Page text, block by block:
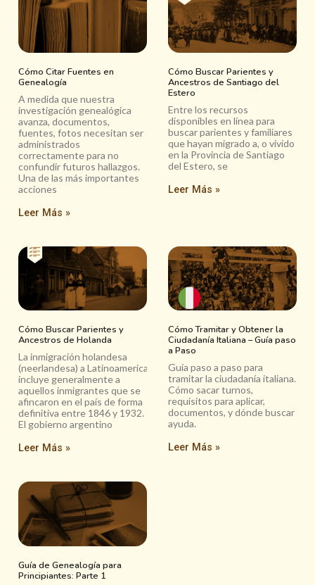
Cómo Citar Fuentes en
Genealogía
A medida que nuestra
investigación genealógica
avanza, documentos,
fuentes, fotos necesitan ser
administrados
correctamente para no
confundir futuros hallazgos.
Una de las más importantes
acciones
Leer Más »
Cómo Buscar Parientes y
Ancestros de Santiago del
Estero
Entre los recursos
disponibles en línea para
buscar parientes y familiares
que hayan migrado a, o vivido
en la Provincia de Santiago
del Estero, se
Leer Más »
Cómo Buscar Parientes y
Ancestros de Holanda
La inmigración holandesa
(neerlandesa) a Latinoamerica
incluye generalmente a
aquellos inmigrantes que se
afincaron en el país de forma
definitiva entre 1846 y 1932.
El gobierno argentino
Leer Más »
Cómo Tramitar y Obtener la
Ciudadanía Italiana – Guía paso
a Paso
Guía paso a paso para
tramitar la ciudadanía italiana.
Cómo sacar turnos,
requisitos para aplicar,
documentos, y dónde buscar
ayuda.
Leer Más »
Guía de Genealogía para
Principiantes: Parte 1